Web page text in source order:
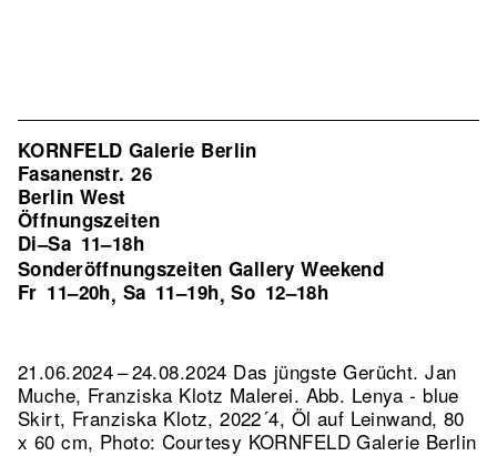
KORNFELD Galerie Berlin
Fasanenstr. 26
Berlin West
Öffnungszeiten
Di–Sa 11–18h
Sonderöffnungszeiten Gallery Weekend
Fr 11–20h, Sa 11–19h,So 12–18h
21.06.2024 – 24.08.2024 Das jüngste Gerücht. Jan
Muche, Franziska Klotz Malerei. Abb. Lenya - blue
Skirt, Franziska Klotz, 2022´4, Öl auf Leinwand, 80
x 60 cm, Photo: Courtesy KORNFELD Galerie Berlin